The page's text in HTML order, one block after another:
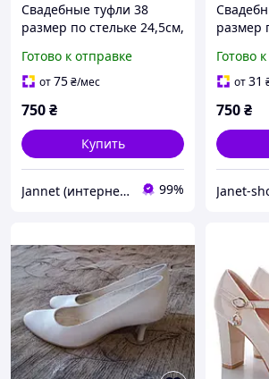
Свадебные туфли 38
размер по стельке 24,5см,
Готово к отправке
от75₴/мес
750₴
Купить
Jannet (интернет-магазин) 99%
размер
Готово
от31
750₴
Janet-